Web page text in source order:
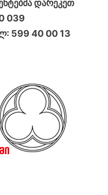
დარეკეთ
039
599 40 00 13